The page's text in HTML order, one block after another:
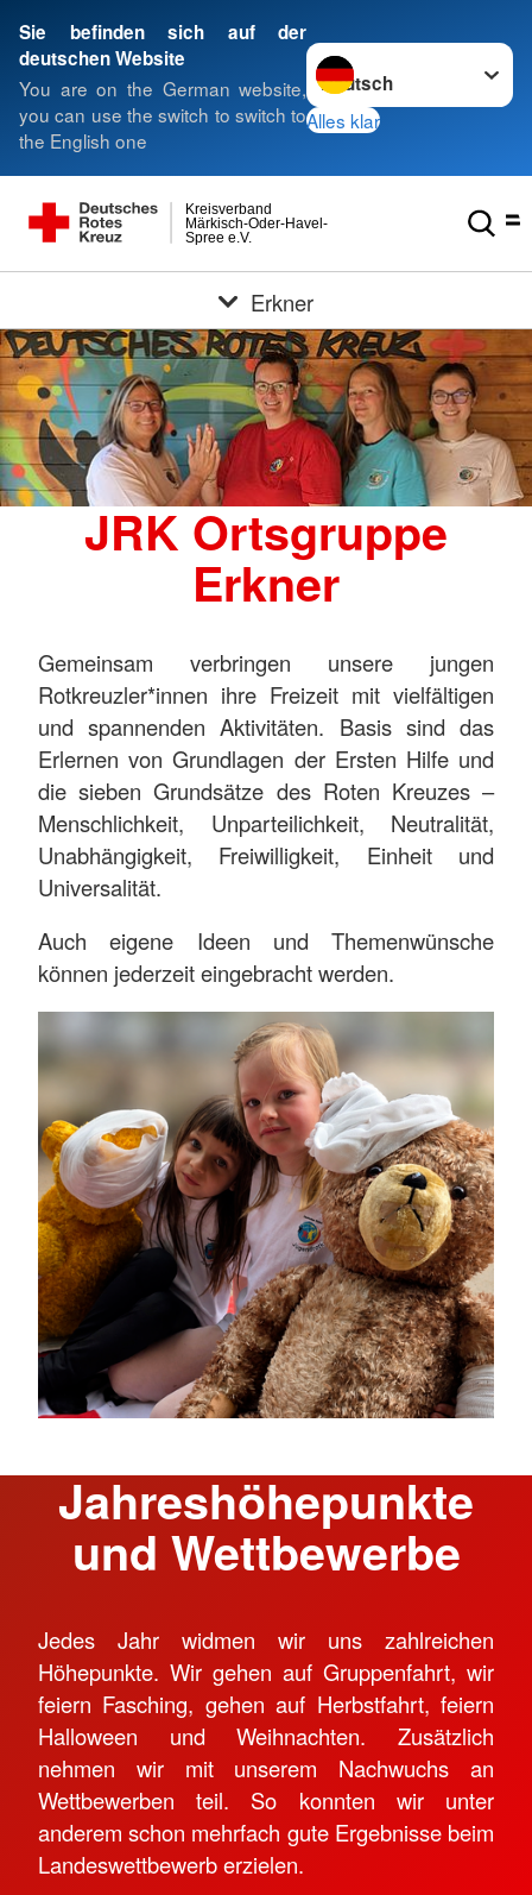
Sie befinden sich auf der
deutschen Website
You are on the German website,
you can use the switch to switch to
the English one
Sprache wechseln zu
Alles klar
Spree e.V.
Märkisch-Oder-Havel-
Kreisverband
Erkner
JRK Ortsgruppe
Erkner
Gemeinsam verbringen unsere jungen
Rotkreuzler*innen ihre Freizeit mit vielfältigen
und spannenden Aktivitäten. Basis sind das
Erlernen von Grundlagen der Ersten Hilfe und
die sieben Grundsätze des Roten Kreuzes –
Menschlichkeit, Unparteilichkeit, Neutralität,
Unabhängigkeit, Freiwilligkeit, Einheit und
Universalität.
Auch eigene Ideen und Themenwünsche
können jederzeit eingebracht werden.
Jahreshöhepunkte
und Wettbewerbe
Jedes Jahr widmen wir uns zahlreichen
Höhepunkte. Wir gehen auf Gruppenfahrt, wir
feiern Fasching, gehen auf Herbstfahrt, feiern
Halloween und Weihnachten. Zusätzlich
nehmen wir mit unserem Nachwuchs an
Wettbewerben teil. So konnten wir unter
anderem schon mehrfach gute Ergebnisse beim
Landeswettbewerb erzielen.